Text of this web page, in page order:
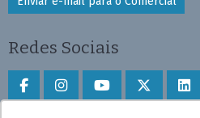
Redes Sociais